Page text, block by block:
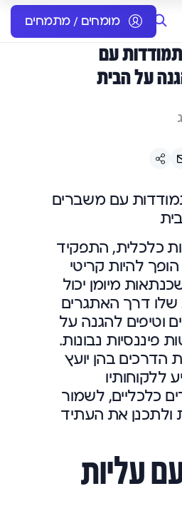
מומחים / מתמחים
עם
על הבית
עם משברים
כלכלית, התפקיד
להיות קריטי
מיומן יכול
שלו דרך האתגרים
וטיפים להגנה על
פיננסיות נבונות.
בהן יועץ
ללקוחותיו
כלכליים, לשמור
ולתכנן את העתיד
עליות